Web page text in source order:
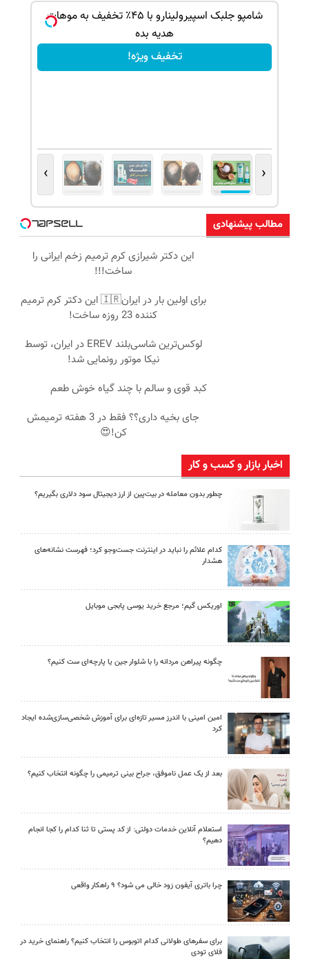
شامپو جلبک اسپیرولینارو با ۴۵٪ تخفیف به موهات
هدیه بده
تخفیف ویژه!
‹
›
مطالب پیشنهادی
این دکتر شیرازی کرم ترمیم زخم ایرانی را
ساخت!!!
برای اولین بار در ایران🇮🇷 این دکتر کرم ترمیم
کننده 23 روزه ساخت!
لوکس‌ترین شاسی‌بلند EREV در ایران، توسط
نیکا موتور رونمایی شد!
کبد قوی و سالم با چند گیاه خوش طعم
جای بخیه داری؟؟ فقط در 3 هفته ترمیمش
کن!😍
اخبار بازار و کسب و کار
چطور بدون معامله در بیت‌پین از ارز دیجیتال سود دلاری بگیریم؟
کدام علائم را نباید در اینترنت جست‌وجو کرد؛ فهرست نشانه‌های
هشدار
اوریکس گیم؛ مرجع خرید یوسی پابجی موبایل
چگونه پیراهن مردانه را با شلوار جین یا پارچه‌ای ست کنیم؟
امین امینی با اندرز مسیر تازه‌ای برای آموزش شخصی‌سازی‌شده ایجاد
کرد
بعد از یک عمل ناموفق، جراح بینی ترمیمی را چگونه انتخاب کنیم؟
استعلام آنلاین خدمات دولتی: از کد پستی تا ثنا کدام را کجا انجام
دهیم؟
چرا باتری آیفون زود خالی می شود؟ ۹ راهکار واقعی
برای سفرهای طولانی کدام اتوبوس را انتخاب کنیم؟ راهنمای خرید در
فلای تودی